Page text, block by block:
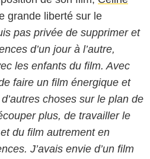
grande liberté sur le
pas privée de supprimer et
d’un jour à l’autre,
les enfants du film. Avec
faire un film énergique et
choses sur le plan de
plus, de travailler le
du film autrement en
J’avais envie d’un film